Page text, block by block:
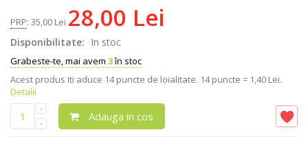
PRP: 35,00 Lei 28,00 Lei
Disponibilitate: In stoc
Grabeste-te, mai avem 3în stoc
Acest produs iti aduce 14puncte de loialitate. 14 puncte = 1,40 Lei.
Detalii
Adauga in cos